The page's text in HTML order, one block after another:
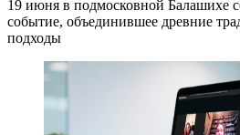
19 июня в подмосковной Балашихе
событие, объединившее древние
подходы